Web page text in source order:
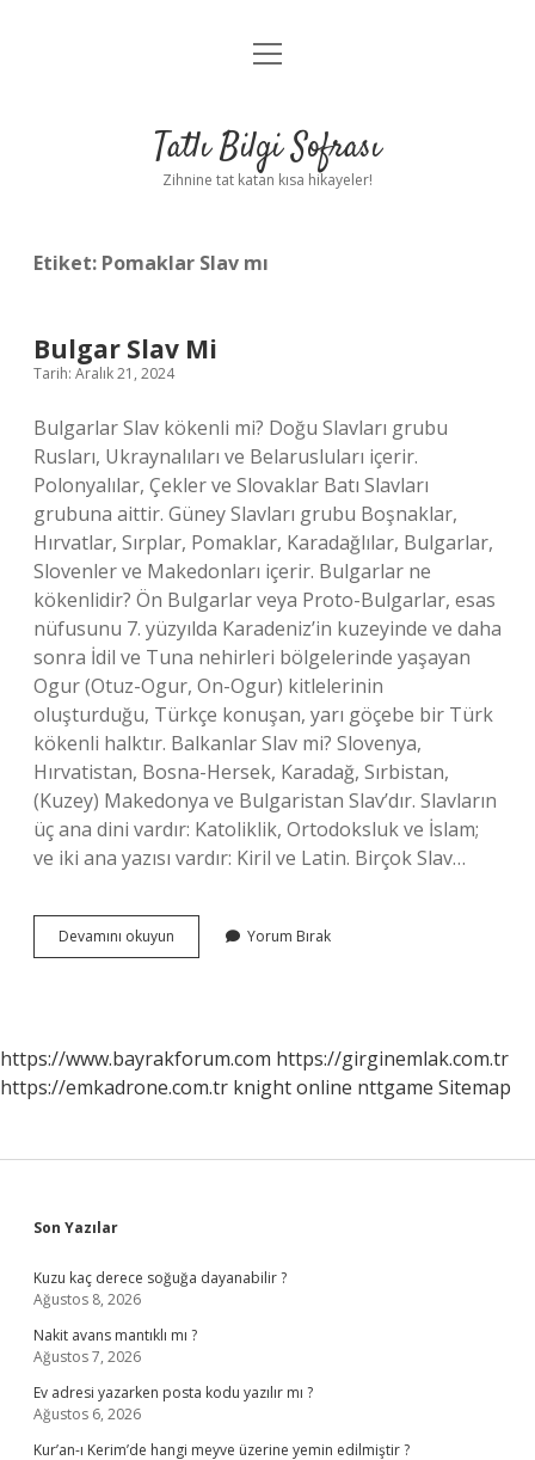
Anasayfa
Yasal Uyarı
menüyü
Tatlı Bilgi Sofrası
Zihnine tat katan kısa hikayeler!
Etiket: Pomaklar Slav mı
Bulgar Slav Mi
Tarih: Aralık 21, 2024
Bulgarlar Slav kökenli mi? Doğu Slavları grubu
Rusları, Ukraynalıları ve Belarusluları içerir.
Polonyalılar, Çekler ve Slovaklar Batı Slavları
grubuna aittir. Güney Slavları grubu Boşnaklar,
Hırvatlar, Sırplar, Pomaklar, Karadağlılar, Bulgarlar,
Slovenler ve Makedonları içerir. Bulgarlar ne
kökenlidir? Ön Bulgarlar veya Proto-Bulgarlar, esas
nüfusunu 7. yüzyılda Karadeniz’in kuzeyinde ve daha
sonra İdil ve Tuna nehirleri bölgelerinde yaşayan
Ogur (Otuz-Ogur, On-Ogur) kitlelerinin
oluşturduğu, Türkçe konuşan, yarı göçebe bir Türk
kökenli halktır. Balkanlar Slav mi? Slovenya,
Hırvatistan, Bosna-Hersek, Karadağ, Sırbistan,
(Kuzey) Makedonya ve Bulgaristan Slav’dır. Slavların
üç ana dini vardır: Katoliklik, Ortodoksluk ve İslam;
ve iki ana yazısı vardır: Kiril ve Latin. Birçok Slav…
Devamını okuyun
Slav
Yorum Bırak
https://www.bayrakforum.com https://girginemlak.com.tr
https://emkadrone.com.tr knight online nttgame Sitemap
Sidebar
Son Yazılar
Kuzu kaç derece soğuğa dayanabilir ?
Ağustos 8, 2026
Nakit avans mantıklı mı ?
Ağustos 7, 2026
Ev adresi yazarken posta kodu yazılır mı ?
Ağustos 6, 2026
Kur’an-ı Kerim’de hangi meyve üzerine yemin edilmiştir ?